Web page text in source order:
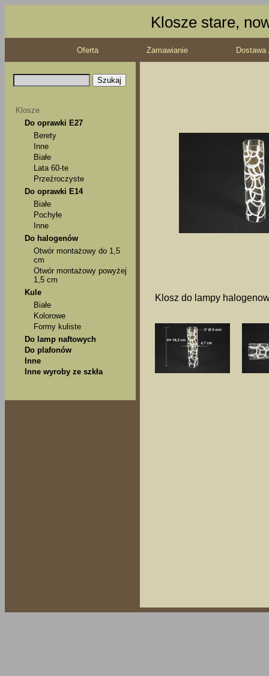
Klosze stare,
Oferta Zamawianie
Klosze
Do oprawki E27
Berety
Inne
Białe
Lata 60-te
Przeźroczyste
Do oprawki E14
Białe
Pochyłe
Inne
Do halogenów
Otwór montażowy do 1,5
cm
Otwór montażowy powyżej
1,5 cm
Kule
Białe
Kolorowe
Formy kuliste
Do lamp naftowych
Do plafonów
Inne
Inne wyroby ze szkła
Klosz do lampy